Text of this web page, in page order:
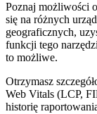
Poznaj możliwości
się na różnych
geograficznych,
funkcji tego
to możliwe.
Otrzymasz
Web Vitals (LCP,
historię